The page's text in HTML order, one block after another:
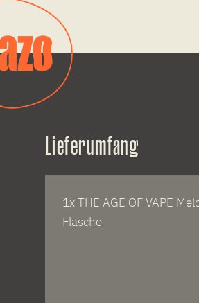
Lieferumfang
1x THE AGE OF VAPE
Flasche